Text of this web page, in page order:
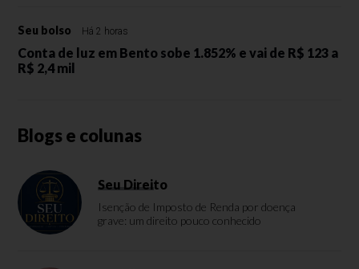
Seu bolso Há 2 horas
Conta de luz em Bento sobe 1.852% e vai de R$ 123 a
R$ 2,4 mil
Blogs e colunas
Seu Direito
Isenção de Imposto de Renda por doença
grave: um direito pouco conhecido